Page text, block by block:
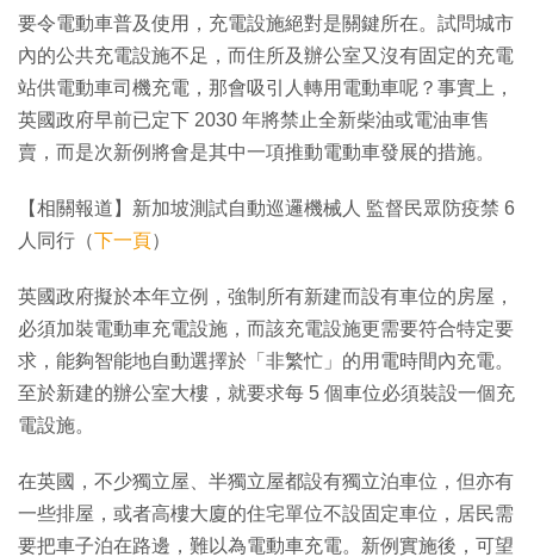
要令電動車普及使用，充電設施絕對是關鍵所在。試問城市
內的公共充電設施不足，而住所及辦公室又沒有固定的充電
站供電動車司機充電，那會吸引人轉用電動車呢？事實上，
英國政府早前已定下 2030 年將禁止全新柴油或電油車售
賣，而是次新例將會是其中一項推動電動車發展的措施。
【相關報道】新加坡測試自動巡邏機械人 監督民眾防疫禁 6
人同行（下一頁）
英國政府擬於本年立例，強制所有新建而設有車位的房屋，
必須加裝電動車充電設施，而該充電設施更需要符合特定要
求，能夠智能地自動選擇於「非繁忙」的用電時間內充電。
至於新建的辦公室大樓，就要求每 5 個車位必須裝設一個充
電設施。
在英國，不少獨立屋、半獨立屋都設有獨立泊車位，但亦有
一些排屋，或者高樓大廈的住宅單位不設固定車位，居民需
要把車子泊在路邊，難以為電動車充電。新例實施後，可望